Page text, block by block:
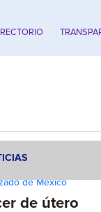
de México
de útero